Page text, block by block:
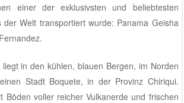
einer der exklusivsten und beliebtesten
der Welt transportiert wurde: Panama Geisha
.
in den kühlen, blauen Bergen, im Norden
Stadt Boquete, in der Provinz Chiriqui.
Böden voller reicher Vulkanerde und frischen